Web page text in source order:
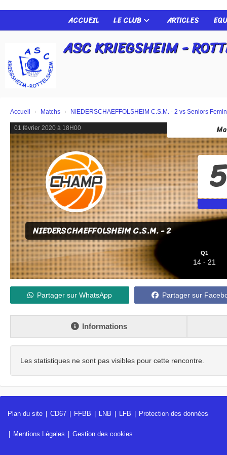
ACCUEIL LE CLUB ARTICLES
ASC KRIEGSHEIM -
Accueil Matchs NIEDERSCHAEFFOLSHEIM C.S.M. - 2 vs Seniors
01 février 2020 à 18H00
NIEDERSCHAEFFOLSHEIM C.S.M. - 2
Q1
14 - 21
Partager sur WhatsApp Partager sur
Informations
Les statistiques ne sont pas visibles pour cette rencontre.
Plan du site CD67 FFBB LNB LFB Protection des données
Mentions Légales Gestion des cookies